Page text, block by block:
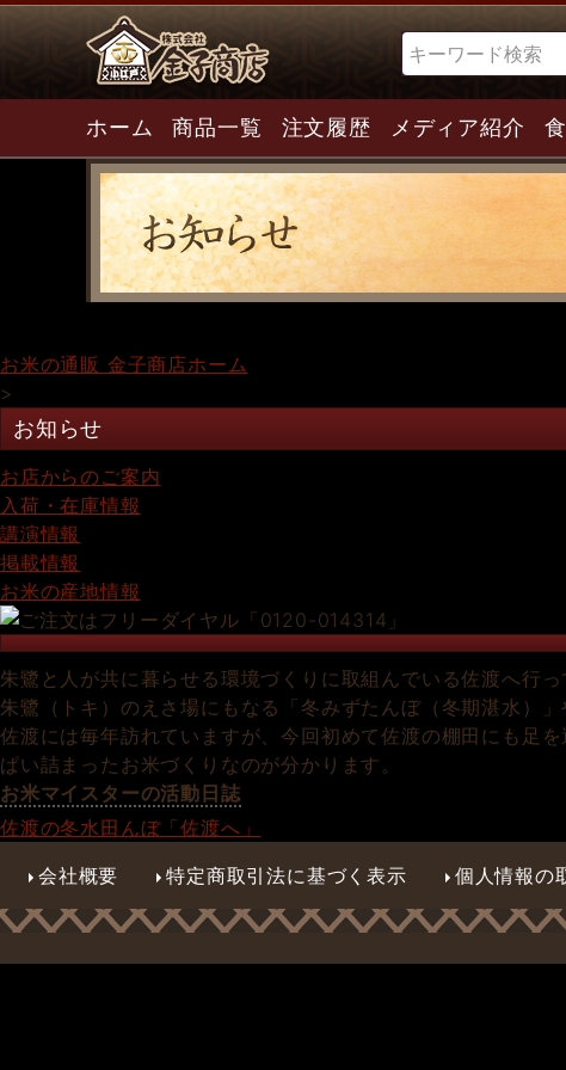
検索
ホーム 商品一覧 注文履歴 メディア紹介
お米の通販 金子商店ホーム
>
お知らせ
お店からのご案内
入荷・在庫情報
講演情報
掲載情報
お米の産地情報
朱鷺と人が共に暮らせる環境づくりに取組んでいる佐渡へ行っ
朱鷺（トキ）のえさ場にもなる「冬みずたんぼ（冬期湛水）
佐渡には毎年訪れていますが、今回初めて佐渡の棚田にも足
ぱい詰まったお米づくりなのが分かります。
お米マイスターの活動日誌
佐渡の冬水田んぼ「佐渡へ」
会社概要
特定商取引法に基づく表示 個人情報の